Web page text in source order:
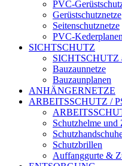
PVC-
Gerüstschutznetze
Seitenschutznetze
PVC-Kederplanen
SICHTSCHUTZ
SICHTSCHUTZ
Bauzaunnetze
Bauzaunplanen
ANHÄNGERNETZE
ARBEITSSCHUTZ /
Schutzhelme und
Schutzbrillen
Auffanggurte &